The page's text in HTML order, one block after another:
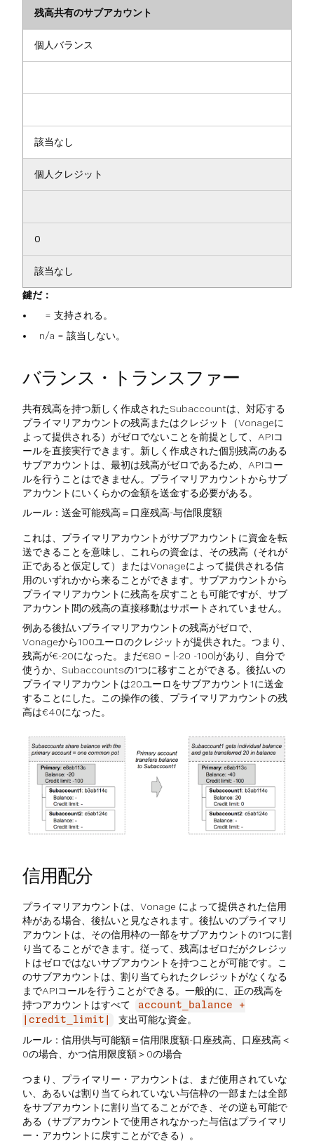
残高共有のサブアカウント
個人バランス
該当なし
個人クレジット
0
該当なし
鍵だ：
= 支持される。
n/a = 該当しない。
バランス・トランスファー
共有残高を持つ新しく作成されたSubaccountは、対応する
プライマリアカウントの残高またはクレジット（Vonageに
よって提供される）がゼロでないことを前提として、APIコ
ールを直接実行できます。新しく作成された個別残高のある
サブアカウントは、最初は残高がゼロであるため、APIコー
ルを行うことはできません。プライマリアカウントからサブ
アカウントにいくらかの金額を送金する必要がある。
ルール：送金可能残高＝口座残高-与信限度額
これは、プライマリアカウントがサブアカウントに資金を転
送できることを意味し、これらの資金は、その残高（それが
正であると仮定して）またはVonageによって提供される信
用のいずれかから来ることができます。サブアカウントから
プライマリアカウントに残高を戻すことも可能ですが、サブ
アカウント間の残高の直接移動はサポートされていません。
例ある後払いプライマリアカウントの残高がゼロで、
Vonageから100ユーロのクレジットが提供された。つまり、
残高が€-20になった。まだ€80 = |-20 -100|があり、自分で
使うか、Subaccountsの1つに移すことができる。後払いの
プライマリアカウントは20ユーロをサブアカウント1に送金
することにした。この操作の後、プライマリアカウントの残
高は€40になった。
信用配分
プライマリアカウントは、Vonage によって提供された信用
枠がある場合、後払いと見なされます。後払いのプライマリ
アカウントは、その信用枠の一部をサブアカウントの1つに割
り当てることができます。従って、残高はゼロだがクレジッ
トはゼロではないサブアカウントを持つことが可能です。こ
のサブアカウントは、割り当てられたクレジットがなくなる
までAPIコールを行うことができる。一般的に、正の残高を
持つアカウントはすべて
account_balance +
|credit_limit|
支出可能な資金。
ルール：信用供与可能額＝信用限度額-口座残高、口座残高＜
0の場合、かつ信用限度額＞0の場合
つまり、プライマリー・アカウントは、まだ使用されていな
い、あるいは割り当てられていない与信枠の一部または全部
をサブアカウントに割り当てることができ、その逆も可能で
ある（サブアカウントで使用されなかった与信はプライマリ
ー・アカウントに戻すことができる）。